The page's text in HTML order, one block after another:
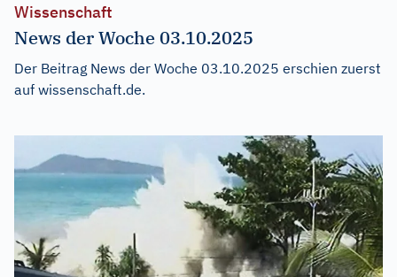
Wissenschaft
News der Woche 03.10.2025
Der Beitrag News der Woche 03.10.2025 erschien zuerst
auf wissenschaft.de.